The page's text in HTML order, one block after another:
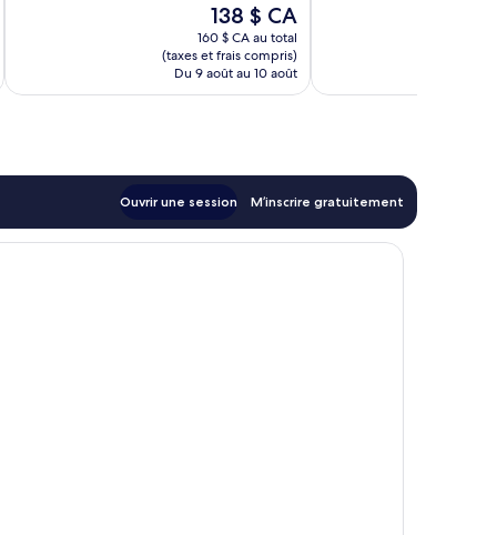
Le
prix
est
de
138 $ CA
138 $ CA
160 $ CA au total
(taxes et frais compris)
Du 9 août au 10 août
Ouvrir une session M’inscrire gratuitement